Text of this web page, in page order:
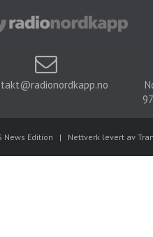
News Edition | Nettverk levert av